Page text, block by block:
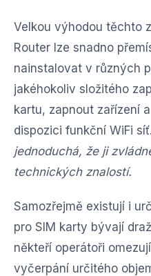
Velkou výhodou těchto
Router lze snadno
nainstalovat v různých
jakéhokoliv složitého
kartu, zapnout zařízení
dispozici funkční WiFi síť.
jednoduchá, že ji
technických znalostí.
Samozřejmě existují i
pro SIM karty bývají
někteří operátoři
vyčerpání určitého